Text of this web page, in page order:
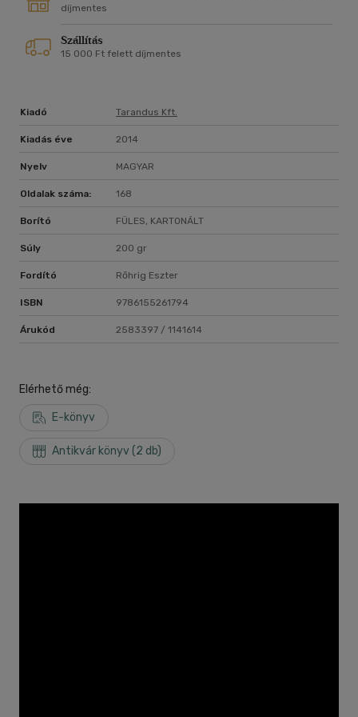
díjmentes
Szállítás
15 000 Ft felett díjmentes
Kiadó Tarandus Kft.
Kiadás éve 2014
Nyelv MAGYAR
Oldalak száma: 168
Borító FÜLES, KARTONÁLT
Súly 200 gr
Fordító Rőhrig Eszter
ISBN 9786155261794
Árukód 2583397 / 1141614
Elérhető még:
E-könyv
Antikvár könyv (2 db)